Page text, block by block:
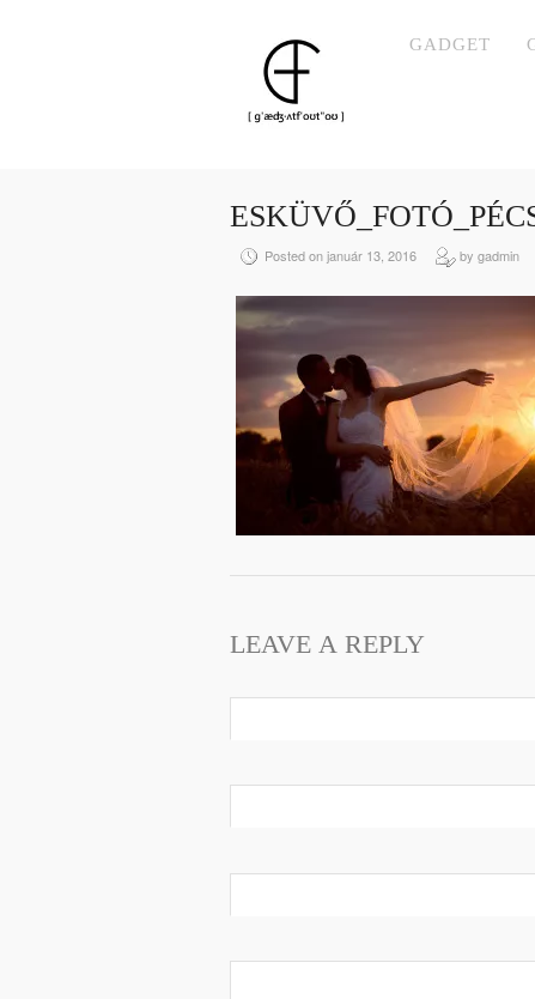
GADGET
Posted on január 13, 2016 by gadmin
LEAVE A REPLY